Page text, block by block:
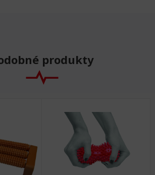
produkty